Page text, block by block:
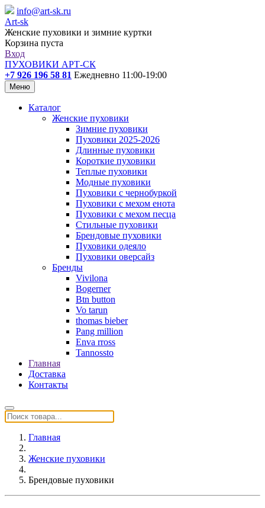
info@art-sk.ru
Art-sk
Женские пуховики и зимние куртки
Корзина пуста
Вход
ПУХОВИКИ АРТ-СК
+7 926 196 58 81 Ежедневно 11:00-19:00
Меню
Каталог
Женские пуховики
Зимние пуховики
Пуховики 2025-2026
Длинные пуховики
Короткие пуховики
Теплые пуховики
Модные пуховики
Пуховики с чернобуркой
Пуховики с мехом енота
Пуховики с мехом песца
Стильные пуховики
Брендовые пуховики
Пуховики одеяло
Пуховики оверсайз
Бренды
Vivilona
Bogerner
Btn button
Vo tarun
thomas bieber
Pang million
Enva rross
Tannossto
Главная
Доставка
Контакты
Главная
Женские пуховики
Брендовые пуховики